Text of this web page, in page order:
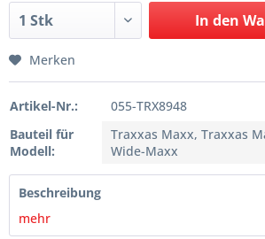
In den
Merken
Artikel-Nr.:
055-TRX8948
Bauteil für
Modell:
Traxxas Maxx, Traxxas
Wide-Maxx
Beschreibung
mehr